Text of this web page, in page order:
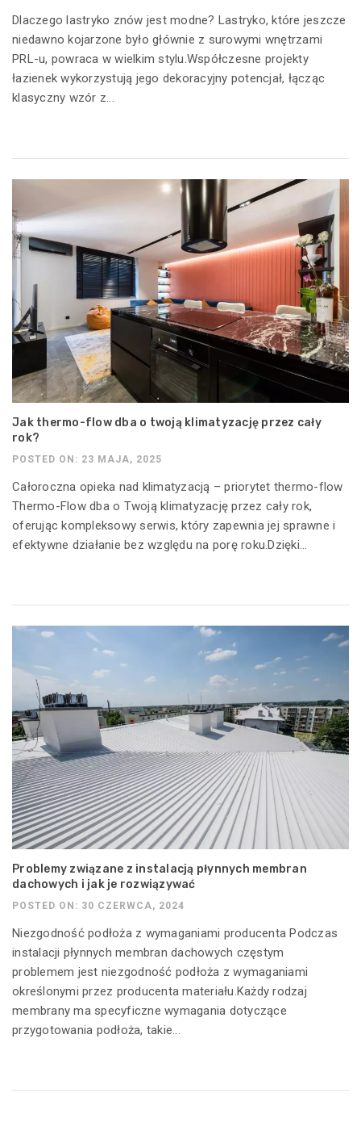
Dlaczego lastryko znów jest modne? Lastryko, które jeszcze
niedawno kojarzone było głównie z surowymi wnętrzami
PRL-u, powraca w wielkim stylu.Współczesne projekty
łazienek wykorzystują jego dekoracyjny potencjał, łącząc
klasyczny wzór z...
Jak thermo-flow dba o twoją klimatyzację przez cały
rok?
POSTED ON: 23 MAJA, 2025
Całoroczna opieka nad klimatyzacją – priorytet thermo-flow
Thermo-Flow dba o Twoją klimatyzację przez cały rok,
oferując kompleksowy serwis, który zapewnia jej sprawne i
efektywne działanie bez względu na porę roku.Dzięki...
Problemy związane z instalacją płynnych membran
dachowych i jak je rozwiązywać
POSTED ON: 30 CZERWCA, 2024
Niezgodność podłoża z wymaganiami producenta Podczas
instalacji płynnych membran dachowych częstym
problemem jest niezgodność podłoża z wymaganiami
określonymi przez producenta materiału.Każdy rodzaj
membrany ma specyficzne wymagania dotyczące
przygotowania podłoża, takie...